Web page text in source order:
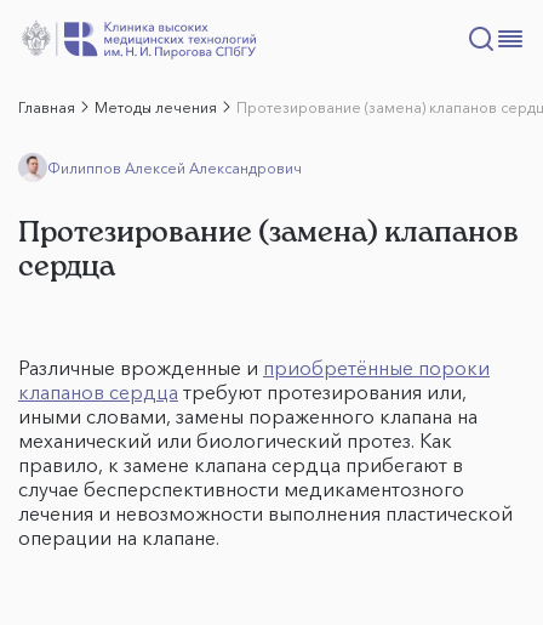
Главная Методы лечения Протезирование (замена) клапанов
Филиппов Алексей Александрович
Протезирование (замена) клапанов
сердца
Различные врожденные и приобретённые пороки
клапанов сердца требуют протезирования или,
иными словами, замены пораженного клапана на
механический или биологический протез. Как
правило, к замене клапана сердца прибегают в
случае бесперспективности медикаментозного
лечения и невозможности выполнения пластической
операции на клапане.